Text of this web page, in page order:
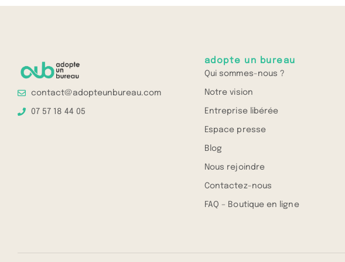
contact@adopteunbureau.com
07 57 18 44 05
adopte un bureau
Qui sommes-nous ?
Notre vision
Entreprise libérée
Espace presse
Blog
Nous rejoindre
Contactez-nous
FAQ – Boutique en ligne